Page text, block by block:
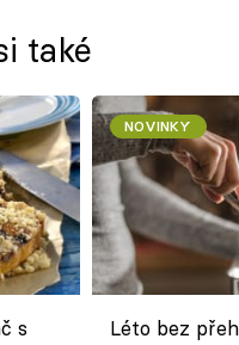
také
s
NOVINKY
Léto bez